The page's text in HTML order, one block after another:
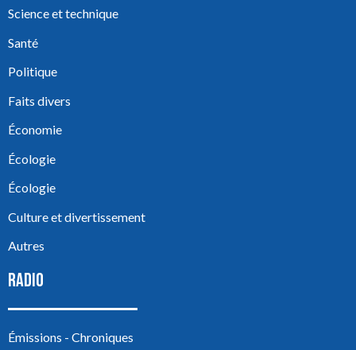
Science et technique
Santé
Politique
Faits divers
Économie
Écologie
Écologie
Culture et divertissement
Autres
RADIO
Émissions - Chroniques